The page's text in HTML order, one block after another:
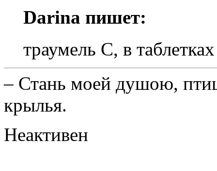
Darina пишет:
траумель С, в
– Стань моей душою,
крылья.
Неактивен